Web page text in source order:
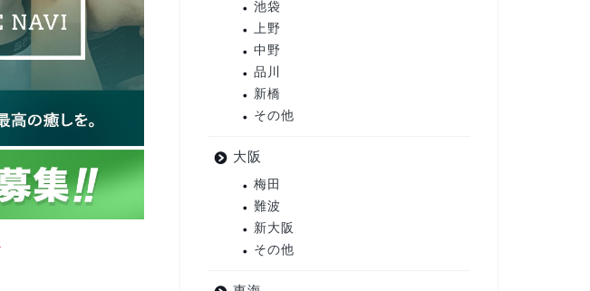
池袋
上野
中野
品川
新橋
その他
大阪
梅田
難波
新大阪
その他